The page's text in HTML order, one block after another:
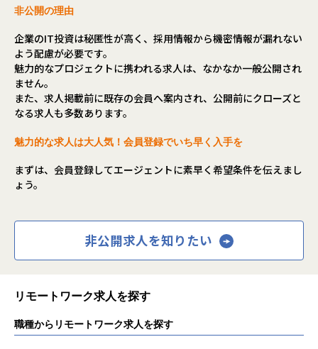
非公開の理由
企業のIT投資は秘匿性が高く、採用情報から機密情報が漏れない
よう配慮が必要です。
魅力的なプロジェクトに携われる求人は、なかなか一般公開され
ません。
また、求人掲載前に既存の会員へ案内され、公開前にクローズと
なる求人も多数あります。
魅力的な求人は大人気！会員登録でいち早く入手を
まずは、会員登録してエージェントに素早く希望条件を伝えまし
ょう。
非公開求人を知りたい
リモートワーク求人を探す
職種からリモートワーク求人を探す